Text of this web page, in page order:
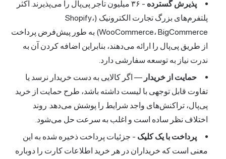
پذیرش گسترده
- ۳۶ میلیون تاجر پی‌پال را می‌پذیرند. اکثر
پلتفرم‌های بزرگ تجارت الکترونیک (Shopify،
WooCommerce، BigCommerce) به طور پیش‌فرض پرداخت
از طریق پی‌پال را ارائه می‌دهند، بنابراین اضافه کردن آن به
ندرت نیاز به توسعه سفارشی دارد.
حمایت از خریدار — اگر کالایی به دست خریدار نرسد یا
تفاوت قابل توجهی با لیست داشته باشد، طرح حمایت از خرید
پی‌پال، تراکنش‌های واجد شرایط را پوشش می‌دهد. روند
اختلاف نظر ساده است و اغلب به سرعت حل می‌شود.
پرداخت با یک کلیک - جزئیات پرداخت ذخیره شده به این
معنی است که خریداران در هر خرید اطلاعات کارت را دوباره